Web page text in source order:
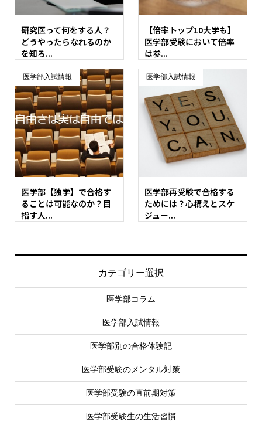
研究医って何をする人？
どうやったらなれるのか
を知ろ...
【倍率トップ10大学も】
医学部受験において倍率
は参...
医学部入試情報
医学部【独学】で合格す
ることは可能なのか？目
指す人...
医学部入試情報
医学部再受験で合格する
ためには？心構えとスケ
ジュー...
カテゴリー選択
医学部コラム
医学部入試情報
医学部別の合格体験記
医学部受験のメンタル対策
医学部受験の直前期対策
医学部受験生の生活習慣